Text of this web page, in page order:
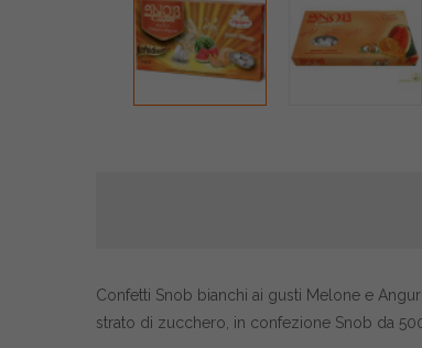
Confetti Snob bianchi ai gusti Melone e
strato di zucchero, in confezione Snob da